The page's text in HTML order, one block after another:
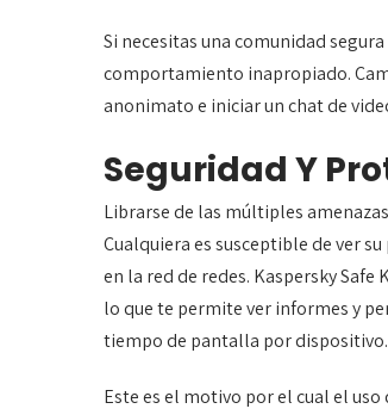
Si necesitas una comunidad
comportamiento inapropiado.
anonimato e iniciar un chat de
Seguridad Y
Librarse de las múltiples
Cualquiera es susceptible de ver
en la red de redes. Kaspersky
lo que te permite ver informes y
tiempo de pantalla por dispositivo.
Este es el motivo por el cual el